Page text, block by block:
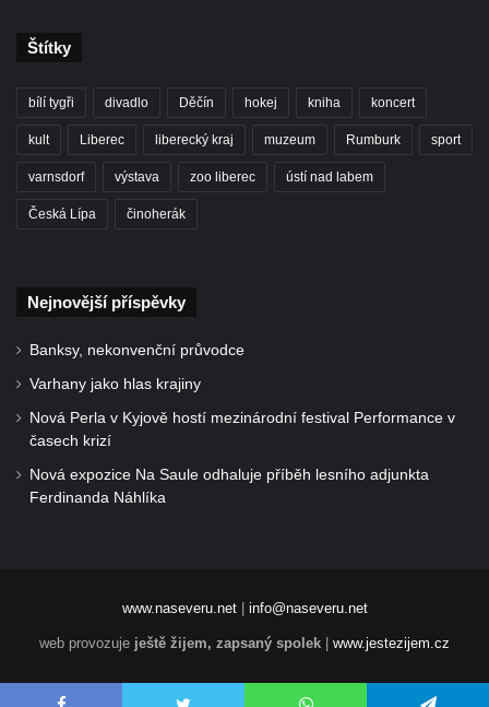
Štítky
bílí tygři divadlo Děčín hokej kniha koncert
kult Liberec liberecký kraj muzeum Rumburk sport
varnsdorf výstava zoo liberec ústí nad labem
Česká Lípa činoherák
Nejnovější příspěvky
Banksy, nekonvenční průvodce
Varhany jako hlas krajiny
Nová Perla v Kyjově hostí mezinárodní festival Performance v
časech krizí
Nová expozice Na Saule odhaluje příběh lesního adjunkta
Ferdinanda Náhlíka
www.naseveru.net| info@naseveru.net
web provozuje ještě žijem, zapsaný spolek www.jestezijem.cz